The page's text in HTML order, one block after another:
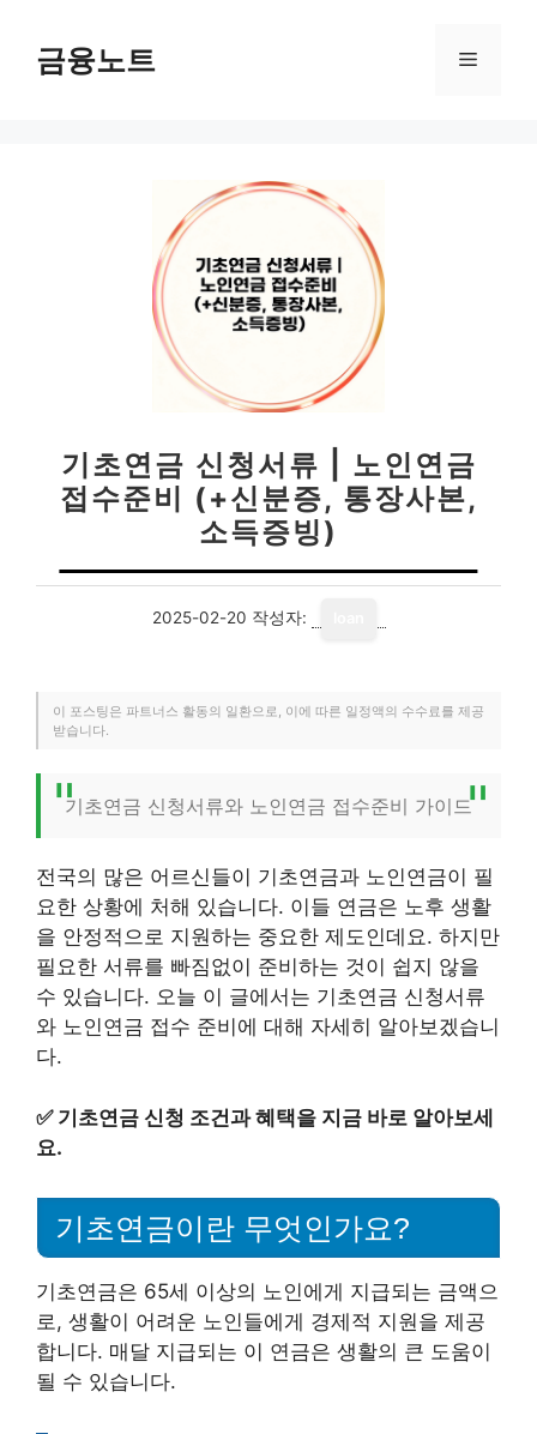
금융노트 메
기초연금 신청서류 | 노인연금
접수준비 (+신분증, 통장사본,
소득증빙)
2025-02-20 작성자:
이 포스팅은 파트너스 활동의 일환으로, 이에 따른 일정액의 수수료를 제공
받습니다.
기초연금 신청서류와 노인연금 접수준비 가이드
전국의 많은 어르신들이 기초연금과 노인연금이 필
요한 상황에 처해 있습니다. 이들 연금은 노후 생활
을 안정적으로 지원하는 중요한 제도인데요. 하지만
필요한 서류를 빠짐없이 준비하는 것이 쉽지 않을
수 있습니다. 오늘 이 글에서는 기초연금 신청서류
와 노인연금 접수 준비에 대해 자세히 알아보겠습니
다.
✅ 기초연금 신청 조건과 혜택을 지금 바로 알아보세
요.
기초연금이란 무엇인가요?
기초연금은 65세 이상의 노인에게 지급되는 금액으
로, 생활이 어려운 노인들에게 경제적 지원을 제공
합니다. 매달 지급되는 이 연금은 생활의 큰 도움이
될 수 있습니다.